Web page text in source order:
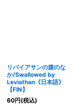
リバイアサンの腹のな
か/Swallowed by
Leviathan《日本語》
【FIN】
60円(税込)